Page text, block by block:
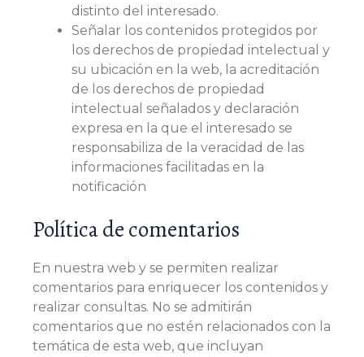
distinto del interesado.
Señalar los contenidos protegidos por
los derechos de propiedad intelectual y
su ubicación en la web, la acreditación
de los derechos de propiedad
intelectual señalados y declaración
expresa en la que el interesado se
responsabiliza de la veracidad de las
informaciones facilitadas en la
notificación
Política de comentarios
En nuestra web y se permiten realizar
comentarios para enriquecer los contenidos y
realizar consultas. No se admitirán
comentarios que no estén relacionados con la
temática de esta web, que incluyan